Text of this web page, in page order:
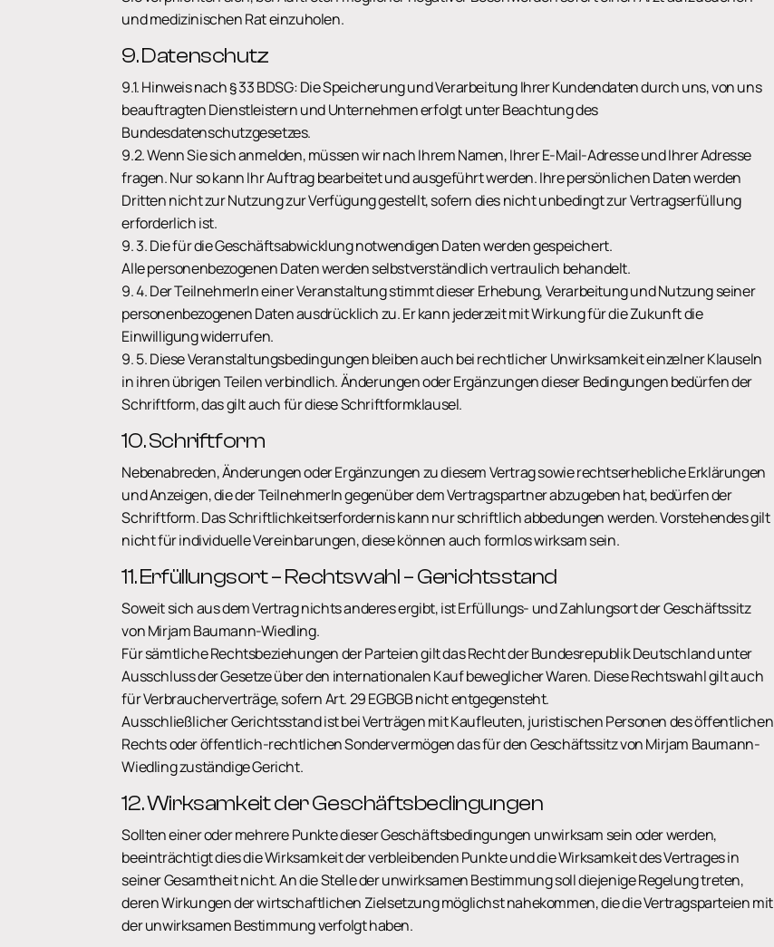
und medizinischen Rat einzuholen.
9. Datenschutz
9.1. Hinweis nach § 33 BDSG: Die Speicherung und Verarbeitung Ihrer Kundendaten durch uns, von uns
beauftragten Dienstleistern und Unternehmen erfolgt unter Beachtung des
Bundesdatenschutzgesetzes.
9.2. Wenn Sie sich anmelden, müssen wir nach Ihrem Namen, Ihrer E-Mail-Adresse und Ihrer Adresse
fragen. Nur so kann Ihr Auftrag bearbeitet und ausgeführt werden. Ihre persönlichen Daten werden
Dritten nicht zur Nutzung zur Verfügung gestellt, sofern dies nicht unbedingt zur Vertragserfüllung
erforderlich ist.
9. 3. Die für die Geschäftsabwicklung notwendigen Daten werden gespeichert.
Alle personenbezogenen Daten werden selbstverständlich vertraulich behandelt.
9. 4. Der TeilnehmerIn einer Veranstaltung stimmt dieser Erhebung, Verarbeitung und Nutzung seiner
personenbezogenen Daten ausdrücklich zu. Er kann jederzeit mit Wirkung für die Zukunft die
Einwilligung widerrufen.
9. 5. Diese Veranstaltungsbedingungen bleiben auch bei rechtlicher Unwirksamkeit einzelner Klauseln
in ihren übrigen Teilen verbindlich. Änderungen oder Ergänzungen dieser Bedingungen bedürfen der
Schriftform, das gilt auch für diese Schriftformklausel.
10. Schriftform
Nebenabreden, Änderungen oder Ergänzungen zu diesem Vertrag sowie rechtserhebliche Erklärungen
und Anzeigen, die der TeilnehmerIn gegenüber dem Vertragspartner abzugeben hat, bedürfen der
Schriftform. Das Schriftlichkeitserfordernis kann nur schriftlich abbedungen werden. Vorstehendes gilt
nicht für individuelle Vereinbarungen, diese können auch formlos wirksam sein.
11. Erfüllungsort – Rechtswahl – Gerichtsstand
Soweit sich aus dem Vertrag nichts anderes ergibt, ist Erfüllungs- und Zahlungsort der Geschäftssitz
von Mirjam Baumann-Wiedling.
Für sämtliche Rechtsbeziehungen der Parteien gilt das Recht der Bundesrepublik Deutschland unter
Ausschluss der Gesetze über den internationalen Kauf beweglicher Waren. Diese Rechtswahl gilt auch
für Verbraucherverträge, sofern Art. 29 EGBGB nicht entgegensteht.
Ausschließlicher Gerichtsstand ist bei Verträgen mit Kaufleuten, juristischen Personen des öffentlichen
Rechts oder öffentlich-rechtlichen Sondervermögen das für den Geschäftssitz von Mirjam Baumann-
Wiedling zuständige Gericht.
12. Wirksamkeit der Geschäftsbedingungen
Sollten einer oder mehrere Punkte dieser Geschäftsbedingungen unwirksam sein oder werden,
beeinträchtigt dies die Wirksamkeit der verbleibenden Punkte und die Wirksamkeit des Vertrages in
seiner Gesamtheit nicht. An die Stelle der unwirksamen Bestimmung soll diejenige Regelung treten,
deren Wirkungen der wirtschaftlichen Zielsetzung möglichst nahekommen, die die Vertragsparteien mit
der unwirksamen Bestimmung verfolgt haben.